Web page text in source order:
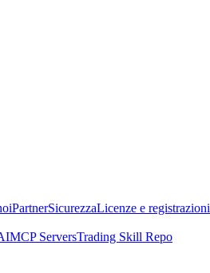
PartnerSicurezzaLicenze e registrazioni
MCP ServersTrading Skill Repo